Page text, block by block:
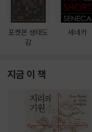
포켓몬 생태도
감
세네카
지금 이 책